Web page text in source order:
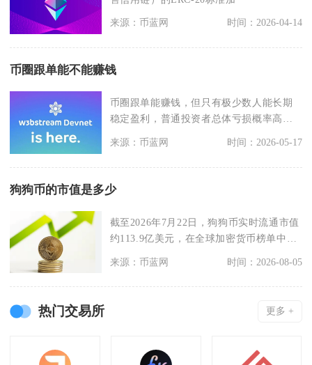
来源：币蓝网 时间：2026-04-14
币圈跟单能不能赚钱
币圈跟单能赚钱，但只有极少数人能长期
稳定盈利，普通投资者总体亏损概率高达
60%以上，本质是
来源：币蓝网 时间：2026-05-17
狗狗币的市值是多少
截至2026年7月22日，狗狗币实时流通市值
约113.9亿美元，在全球加密货币榜单中位
来源：币蓝网 时间：2026-08-05
热门交易所 更多 +